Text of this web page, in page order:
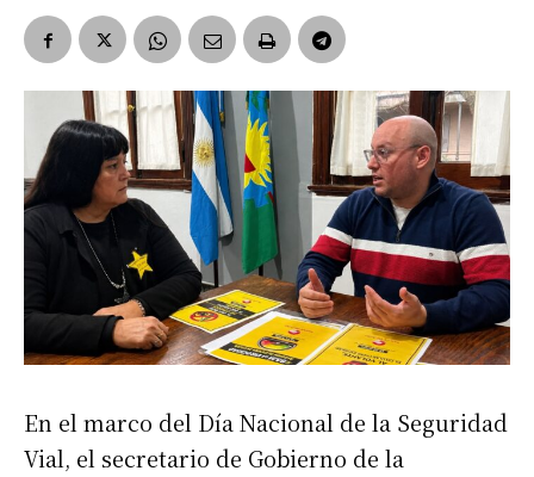
En el marco del Día Nacional de la Seguridad
Vial, el secretario de Gobierno de la